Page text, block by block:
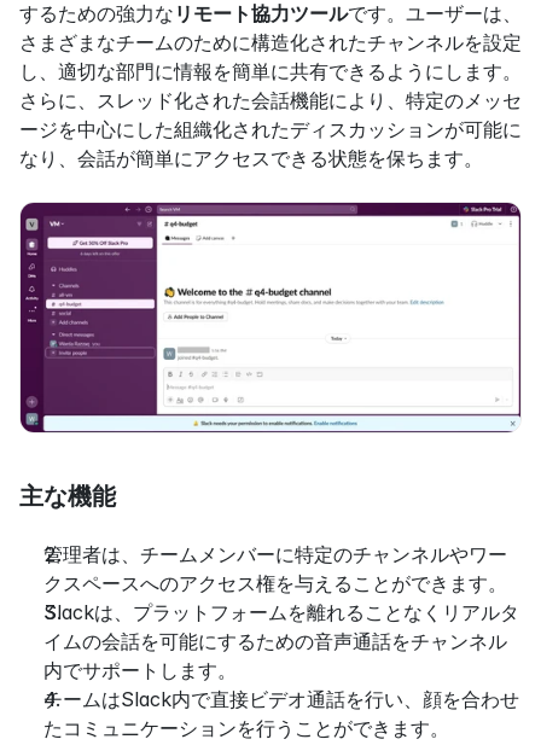
するための強力な リモート協力ツールです。ユーザーは、
さまざまなチームのために構造化されたチャンネルを設定
し、適切な部門に情報を簡単に共有できるようにします。
さらに、スレッド化された会話機能により、特定のメッセ
ージを中心にした組織化されたディスカッションが可能に
なり、会話が簡単にアクセスできる状態を保ちます。
主な機能
管理者は、チームメンバーに特定のチャンネルやワー
クスペースへのアクセス権を与えることができます。
Slackは、プラットフォームを離れることなくリアルタ
イムの会話を可能にするための音声通話をチャンネル
内でサポートします。
チームはSlack内で直接ビデオ通話を行い、顔を合わせ
たコミュニケーションを行うことができます。